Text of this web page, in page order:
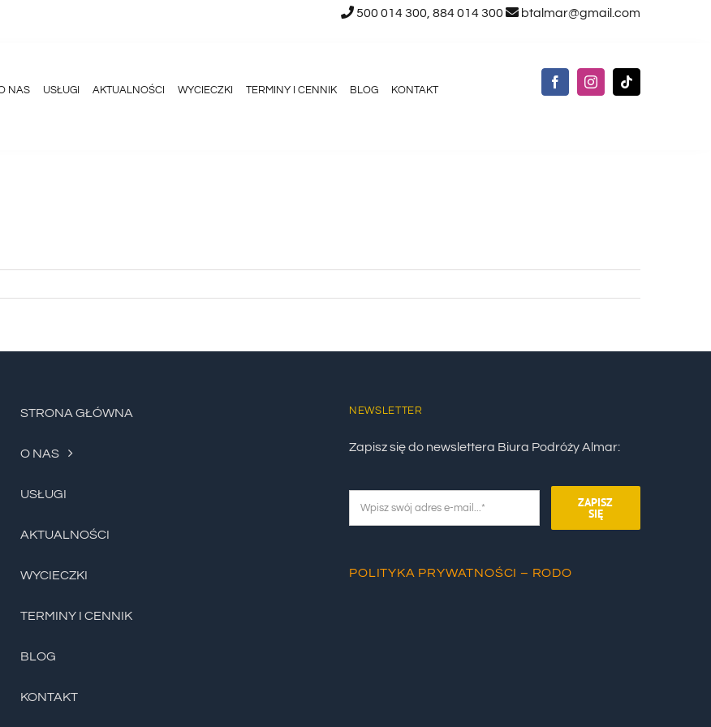
500 014 300, 884 014 300 btalmar@gmail.com
NAS USŁUGI AKTUALNOŚCI WYCIECZKI TERMINY I CENNIK BLOG KONTAKT
STRONA GŁÓWNA
O NAS
USŁUGI
AKTUALNOŚCI
WYCIECZKI
TERMINY I CENNIK
BLOG
KONTAKT
NEWSLETTER
Zapisz się do newslettera Biura Podróży Almar:
ZAPISZ
SIĘ
POLITYKA PRYWATNOŚCI – RODO